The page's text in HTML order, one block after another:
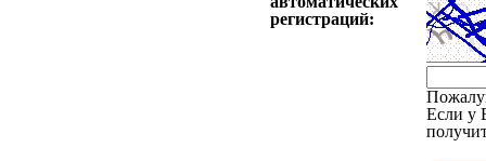
регистраций:
Если у